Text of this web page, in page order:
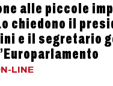
alle piccole
chiedono il
e il segretario
LINE